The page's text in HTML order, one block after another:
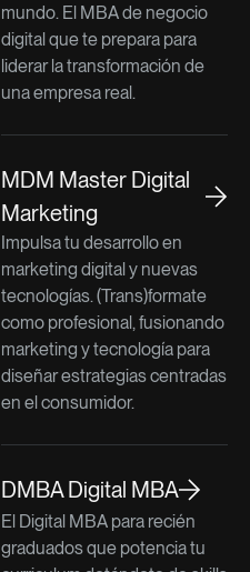
mundo. El MBA de negocio
digital que te prepara para
liderar la transformación de
una empresa real.
MDM Master Digital
Marketing
Impulsa tu desarrollo en
marketing digital y nuevas
tecnologías. (Trans)formate
como profesional, fusionando
marketing y tecnología para
diseñar estrategias centradas
en el consumidor.
DMBA Digital MBA
El Digital MBA para recién
graduados que potencia tu